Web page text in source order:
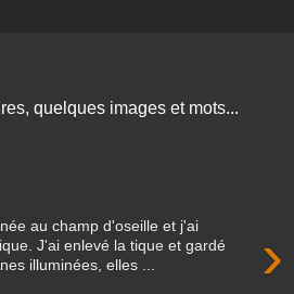
quelques images et mots...
›
au champ d'oseille et j'ai
J'ai enlevé la tique et gardé
illuminées, elles ...